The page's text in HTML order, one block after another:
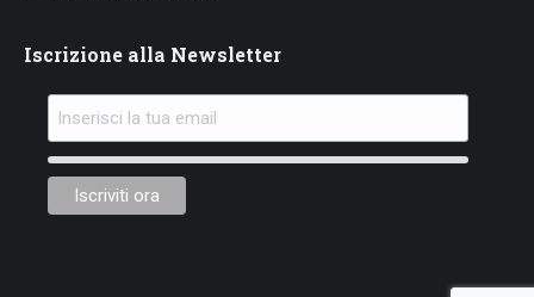
Iscrizione alla Newsletter